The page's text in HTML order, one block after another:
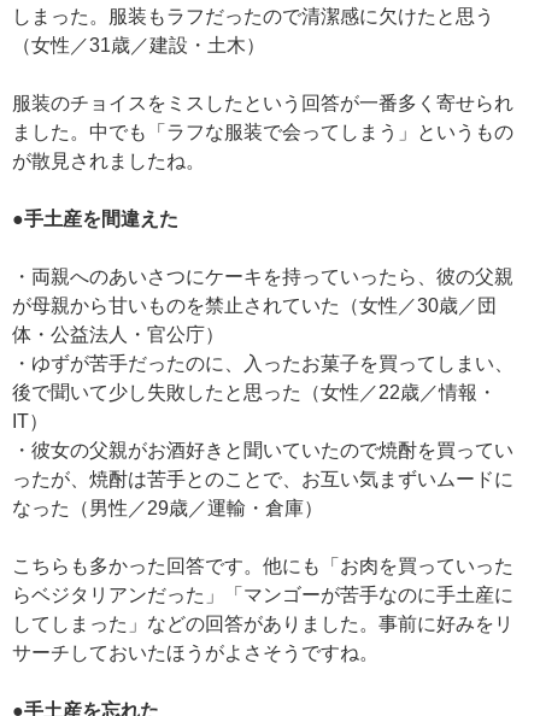
しまった。服装もラフだったので清潔感に欠けたと思う
（女性／31歳／建設・土木）
服装のチョイスをミスしたという回答が一番多く寄せられ
ました。中でも「ラフな服装で会ってしまう」というもの
が散見されましたね。
●手土産を間違えた
・両親へのあいさつにケーキを持っていったら、彼の父親
が母親から甘いものを禁止されていた（女性／30歳／団
体・公益法人・官公庁）
・ゆずが苦手だったのに、入ったお菓子を買ってしまい、
後で聞いて少し失敗したと思った（女性／22歳／情報・
IT）
・彼女の父親がお酒好きと聞いていたので焼酎を買ってい
ったが、焼酎は苦手とのことで、お互い気まずいムードに
なった（男性／29歳／運輸・倉庫）
こちらも多かった回答です。他にも「お肉を買っていった
らベジタリアンだった」「マンゴーが苦手なのに手土産に
してしまった」などの回答がありました。事前に好みをリ
サーチしておいたほうがよさそうですね。
●手土産を忘れた